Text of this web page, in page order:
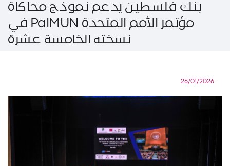
بنك فلسطين يدعم نموذج محاكاة
مؤتمر الأمم المتحدة ‏PalMUN‏ في
نسخته الخامسة عشرة
26/01/2026